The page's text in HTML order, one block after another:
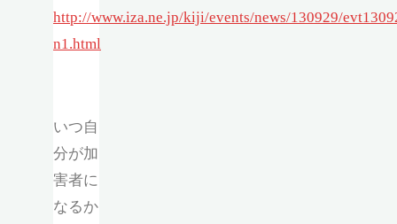
http://www.iza.ne.jp/kiji/events/news/130929/
n1.html
いつ自
分が加
害者に
なるか